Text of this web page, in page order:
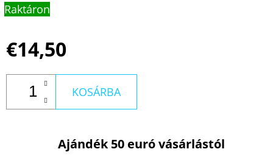
Raktáron
€14,50
KOSÁRBA
Ajándék 50 euró vásárlástól